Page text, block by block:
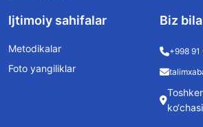
Ijtimoiy sahifalar
Metodikalar
Foto yangiliklar
Biz
+998